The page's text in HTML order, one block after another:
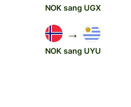
NOK sang UGX
→
NOK sang UYU